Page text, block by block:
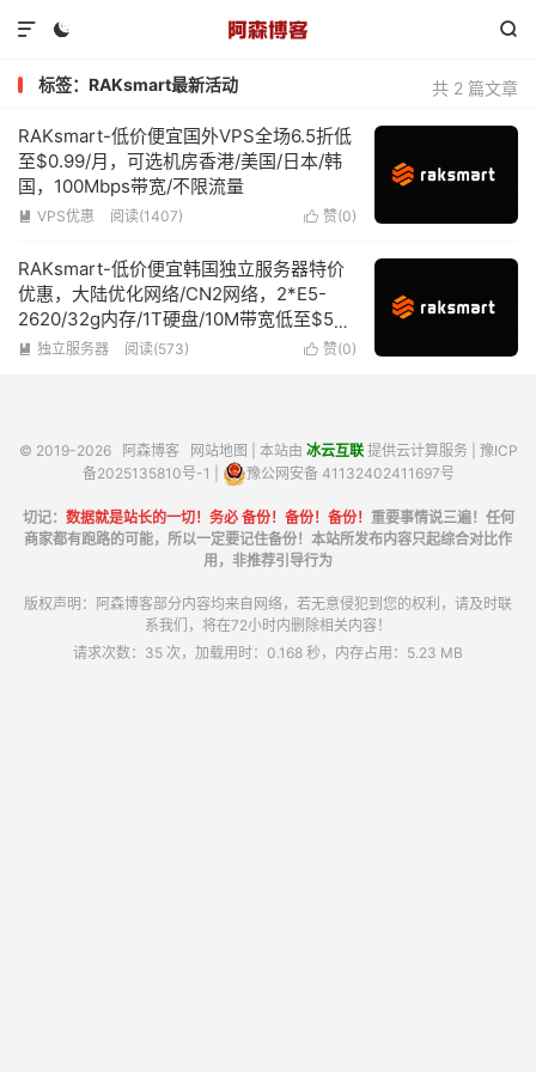
 

共 2 篇文章
标签：RAKsmart最新活动
RAKsmart-低价便宜国外VPS全场6.5折低
至$0.99/月，可选机房香港/美国/日本/韩
国，100Mbps带宽/不限流量
 赞(0)
 VPS优惠 阅读(1407)
RAKsmart-低价便宜韩国独立服务器特价
优惠，大陆优化网络/CN2网络，2*E5-
2620/32g内存/1T硬盘/10M带宽低至$59/
月
 赞(0)
 独立服务器 阅读(573)
© 2019-2026 阿森博客 网站地图 | 本站由 冰云互联提供云计算服务 | 豫ICP
备2025135810号-1
豫公网安备 41132402411697号
切记： 数据就是站长的一切！务必 备份！备份！备份！ 重要事情说三遍！任何
商家都有跑路的可能，所以一定要记住备份！本站所发布内容只起综合对比作
用，非推荐引导行为
版权声明：阿森博客部分内容均来自网络，若无意侵犯到您的权利，请及时联
系我们，将在72小时内删除相关内容！
请求次数：35 次，加载用时：0.168 秒，内存占用：5.23 MB